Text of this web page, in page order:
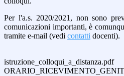
Per l'a.s. 2020/2021, non sono
comunicazioni importanti, è
tramite e-mail (vedi contatti docenti).
istruzione_colloqui_a_distanza.pdf